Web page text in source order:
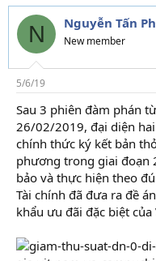
r
e
d
s
t
a
r
t
e
r
à
y
g
i
N Nguyễn Tấn
New member
5/6/19
Sau 3 phiên đàm phán
26/02/2019, đại diện
chính thức ký kết bản
phương trong giai đoạn
bảo và thực hiện theo
Tài chính đã đưa ra đề
khẩu ưu đãi đặc biệt